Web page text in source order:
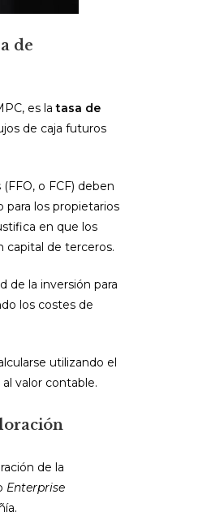
de
es latasa de
de caja futuros
o FCF) deben
los propietarios
en que los
capital de terceros.
de la inversión para
los costes de
utilizando el
valor contable.
de la
Enterprise